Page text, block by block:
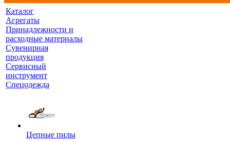
Каталог
Агрегаты
Принадлежности и
расходные материалы
Сувенирная
продукция
Сервисный
инструмент
Спецодежда
Цепные пилы